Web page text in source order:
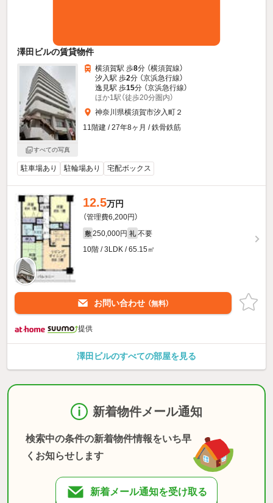
澤田ビルの賃貸物件
すべての写真
横須賀駅 歩8分 （横須賀線）
汐入駅 歩2分 （京浜急行線）
逸見駅 歩15分 （京浜急行線）
ほか1駅（徒歩20分圏内）
神奈川県横須賀市汐入町２
11階建 / 27年8ヶ月 / 鉄骨鉄筋
駐車場あり 駐輪場あり 宅配ボックス
12.5万円
（管理費6,200円）
敷 250,000円 礼 不要
10階 / 3LDK / 65.15㎡
お問い合わせ （無料）
提供
澤田ビルのすべての部屋を見る
新着物件メール通知
検索中の条件の新着物件情報をいち早
くお知らせします
新着メール通知を受け取る